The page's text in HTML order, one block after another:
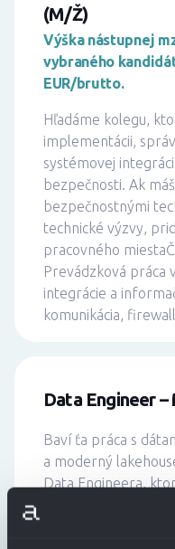
(M/Ž)
Výška nástupnej
vybraného
EUR/brutto.
Hľadáme kolegu,
implementácii,
systémovej
bezpečnosti. Ak
bezpečnostnými
technické výzvy,
pracovného
Prevádzková práca
integrácie a
komunikácia,
Data Engineer
Baví ťa práca s
a moderný
Data Engineera,
modernú dátovú
source